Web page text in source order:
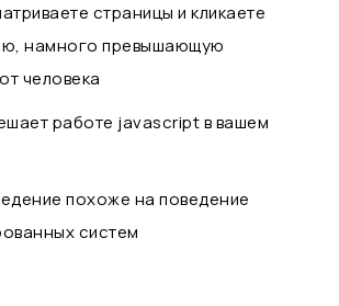
страницы и кликаете
намного превышающую
человека
работе javascript в вашем
похоже на поведение
систем